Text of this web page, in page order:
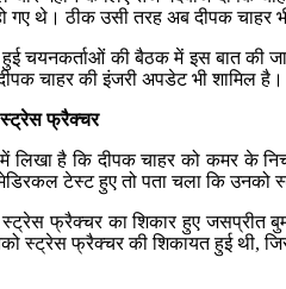
गए थे। ठीक उसी तरह अब दीपक चाहर
हुई चयनकर्ताओं की बैठक में इस बात
चाहर की इंजरी अपडेट भी शामिल
फ्रैक्चर
लिखा है कि दीपक चाहर को कमर के
टेस्ट हुए तो पता चला कि
फ्रैक्चर का शिकार हुए जसप्रीत
स्ट्रेस फ्रैक्चर की शिकायत हुई थी,